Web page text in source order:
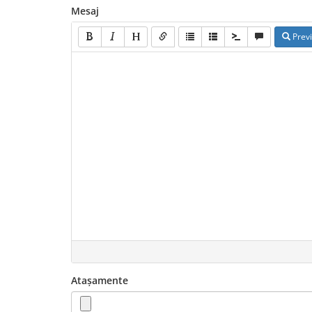
Mesaj
Atașamente